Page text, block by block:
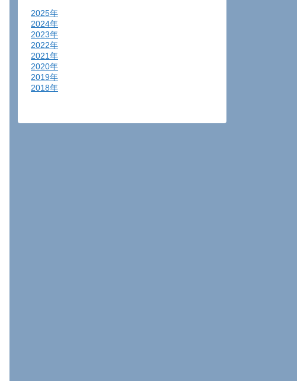
2025年
2024年
2023年
2022年
2021年
2020年
2019年
2018年